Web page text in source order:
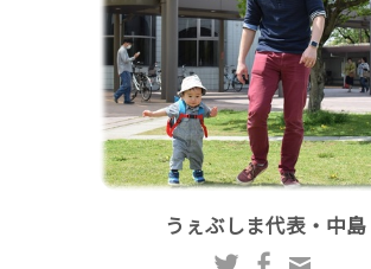
うぇぶしま代表・中島